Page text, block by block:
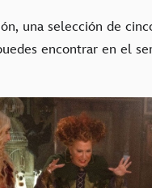
una selección de
encontrar en el